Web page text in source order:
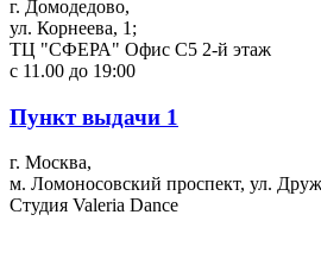
г. Домодедово,
ул. Корнеева, 1;
ТЦ "СФЕРА" Офис С5 2-й этаж
с 11.00 до 19:00
Пункт выдачи 1
г. Москва,
м. Ломоносовский проспект, ул.
Студия Valeria Dance